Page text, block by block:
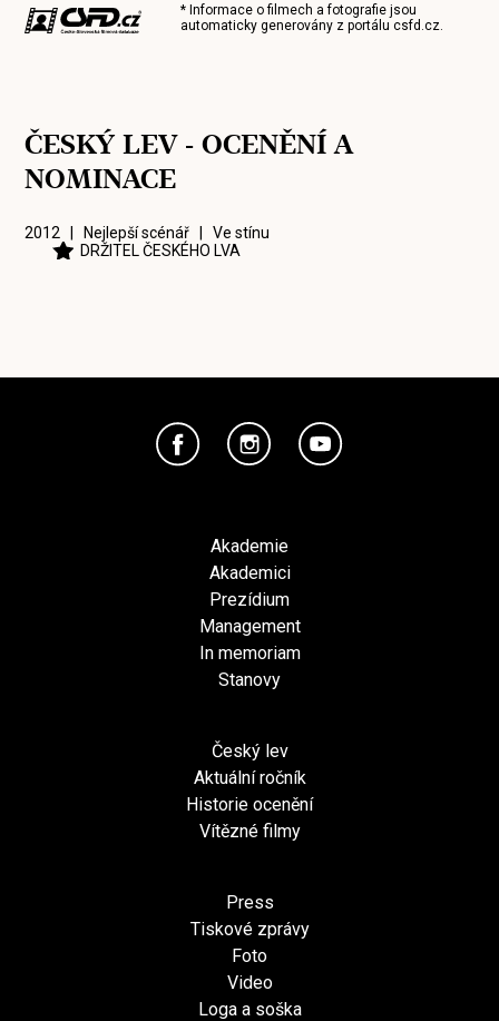
* Informace o filmech a fotografie jsou
automaticky generovány z portálucsfd.cz.
ČESKÝ LEV - OCENĚNÍ A
NOMINACE
2012 | Nejlepší scénář |Ve stínu
DRŽITEL ČESKÉHO LVA
Akademie
Akademici
Prezídium
Management
In memoriam
Stanovy
Český lev
Aktuální ročník
Historie ocenění
Vítězné filmy
Press
Tiskové zprávy
Foto
Video
Loga a soška